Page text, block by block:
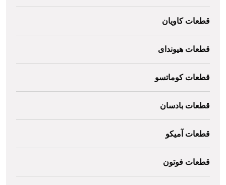
قطعات کاویان
قطعات هیوندای
قطعات کوماتسو
قطعات بادسان
قطعات آمیکو
قطعات فوتون